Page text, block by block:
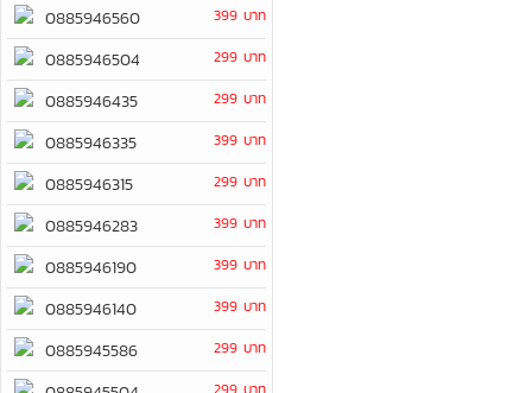
0885946560 399 บาท
0885946504 299 บาท
0885946435 299 บาท
0885946335 399 บาท
0885946315 299 บาท
0885946283 399 บาท
0885946190 399 บาท
0885946140 399 บาท
0885945586 299 บาท